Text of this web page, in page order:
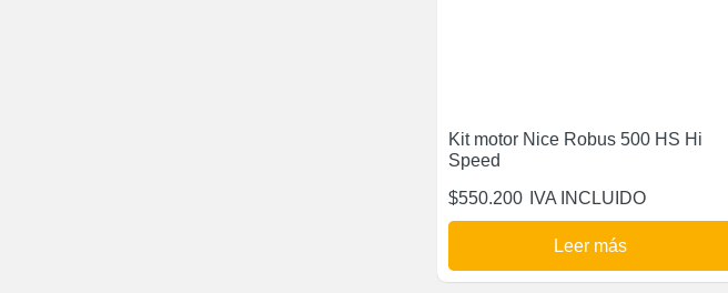
Kit motor Nice Robus 500 HS Hi
Speed
$550.200 IVA INCLUIDO
Leer más